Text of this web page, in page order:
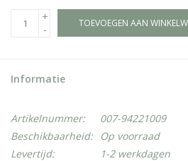
+
-
TOEVOEGEN AAN
Informatie
Artikelnummer:
007-94221009
Beschikbaarheid:
Op voorraad
Levertijd:
1-2 werkdagen